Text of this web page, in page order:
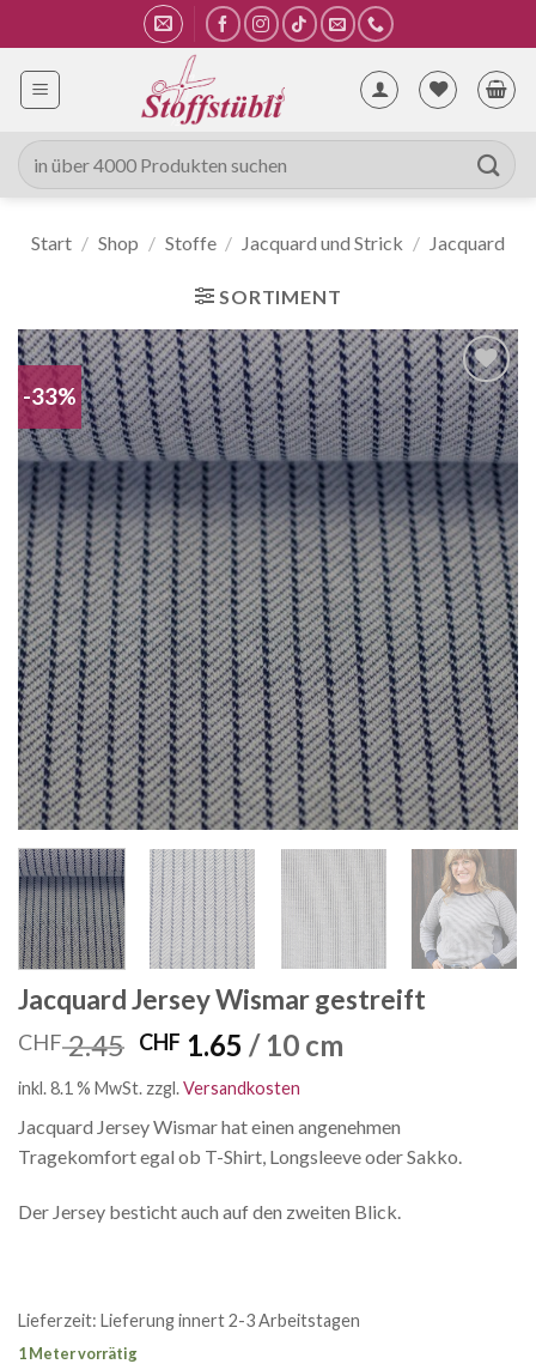
Inhalt
springen
Suche
nach:
Start / Shop / Stoffe / Jacquard und Strick / Jacquard
SORTIMENT
-33%
Auf die
Wunschliste
Jacquard Jersey Wismar gestreift
CHF2.45 Ursprünglicher
Preis
war:
CHF 2.45
CHF 1.65 Aktueller
Preis
ist:
CHF 1.65.
/ 10 cm
inkl. 8.1 % MwSt. zzgl.Versandkosten
Jacquard Jersey Wismar hat einen angenehmen
Tragekomfort egal ob T-Shirt, Longsleeve oder Sakko.
Der Jersey besticht auch auf den zweiten Blick.
Lieferzeit: Lieferung innert 2-3 Arbeitstagen
1 Meter vorrätig